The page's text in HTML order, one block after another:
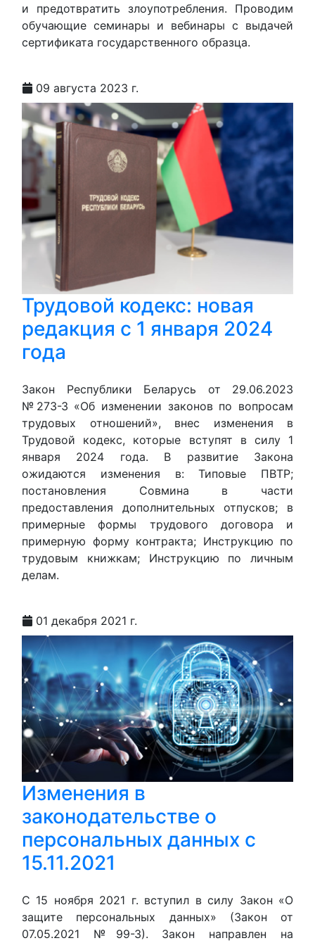
и предотвратить злоупотребления. Проводим
обучающие семинары и вебинары с выдачей
сертификата государственного образца.
09 августа 2023 г.
Трудовой кодекс: новая
редакция с 1 января 2024
года
Закон Республики Беларусь от 29.06.2023
№273-З «Об изменении законов по вопросам
трудовых отношений», внес изменения в
Трудовой кодекс, которые вступят в силу 1
января 2024 года. В развитие Закона
ожидаются изменения в: Типовые ПВТР;
постановления Совмина в части
предоставления дополнительных отпусков; в
примерные формы трудового договора и
примерную форму контракта; Инструкцию по
трудовым книжкам; Инструкцию по личным
делам.
01 декабря 2021 г.
Изменения в
законодательстве о
персональных данных с
15.11.2021
С 15 ноября 2021 г. вступил в силу Закон «О
защите персональных данных» (Закон от
07.05.2021 №99-З). Закон направлен на